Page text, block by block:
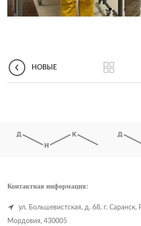
НОВЫЕ
Контактная информация:
ул. Большевистская, д. 68, г. Саранск,
Мордовия, 430005